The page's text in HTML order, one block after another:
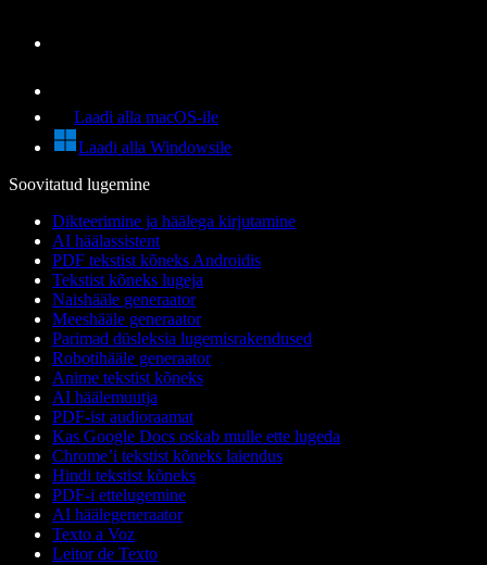
Laadi alla macOS-ile
Laadi alla Windowsile
Soovitatud lugemine
Dikteerimine ja häälega kirjutamine
AI häälassistent
PDF tekstist kõneks Androidis
Tekstist kõneks lugeja
Naishääle generaator
Meeshääle generaator
Parimad düsleksia lugemisrakendused
Robotihääle generaator
Anime tekstist kõneks
AI häälemuutja
PDF-ist audioraamat
Kas Google Docs oskab mulle ette lugeda
Chrome’i tekstist kõneks laiendus
Hindi tekstist kõneks
PDF-i ettelugemine
AI häälegeneraator
Texto a Voz
Leitor de Texto